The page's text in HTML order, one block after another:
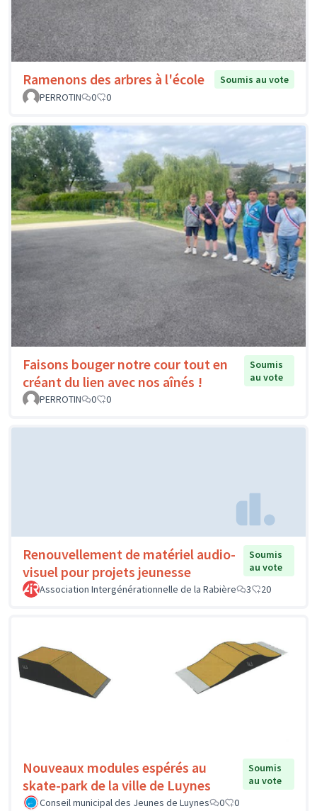
Ramenons des arbres à l'école
Soumis au vote
PERROTIN
0 0
Faisons bouger notre cour tout en
créant du lien avec nos aînés !
Soumis
au vote
PERROTIN
0 0
Renouvellement de matériel audio-
visuel pour projets jeunesse
Soumis
au vote
Association Intergénérationnelle de la Rabière
3 20
Nouveaux modules espérés au
skate-park de la ville de Luynes
Soumis
au vote
Conseil municipal des Jeunes de Luynes
0 0